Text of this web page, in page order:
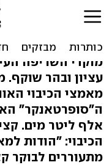
"בוקר
הצטמצם
מוקדי השריפה
עציון ובהר שוקף.
מאמצי הכיבוי
אלף ליטר מים.
הכיבוי: "הודות
מתעוררים לבוקר